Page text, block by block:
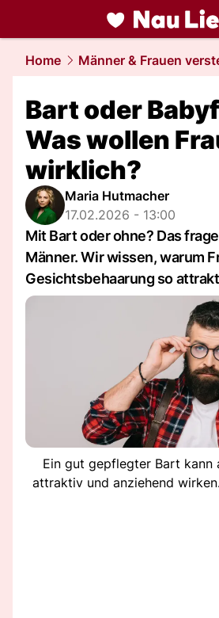
liebe.NAU.ch
Home Männer & Frauen
Bart oder
Was wollen
wirklich?
Maria Hutmacher
17.02.2026 - 13:00
Mit Bart oder ohne? Das
Männer. Wir wissen, warum
Gesichtsbehaarung so
Ein gut gepflegter Bart kann
attraktiv und anziehend